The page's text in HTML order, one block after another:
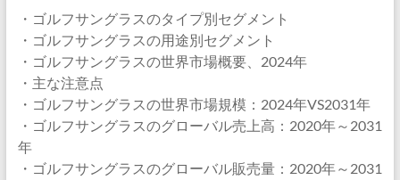
・ゴルフサングラスのタイプ別セグメント
・ゴルフサングラスの用途別セグメント
・ゴルフサングラスの世界市場概要、2024年
・主な注意点
・ゴルフサングラスの世界市場規模：2024年VS2031年
・ゴルフサングラスのグローバル売上高：2020年～2031
年
・ゴルフサングラスのグローバル販売量：2020年～2031